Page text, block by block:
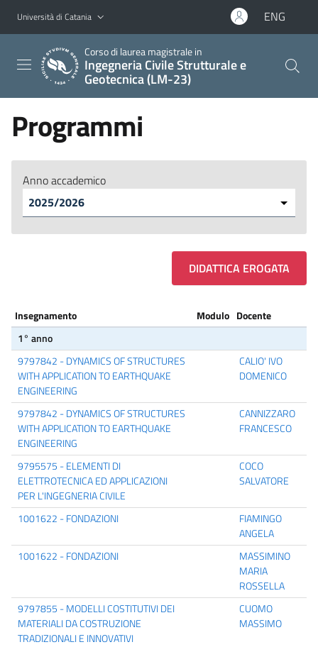
Vai al contenuto principale
Vai al menu di navigazione
Università di Catania ENG
Corso di laurea magistrale in
Ingegneria Civile Strutturale e
Geotecnica (LM-23)
Programmi
Anno accademico
DIDATTICA EROGATA
Insegnamento Modulo Docente
1° anno
9797842 - DYNAMICS OF STRUCTURES
WITH APPLICATION TO EARTHQUAKE
ENGINEERING
CALIO' IVO
DOMENICO
9797842 - DYNAMICS OF STRUCTURES
WITH APPLICATION TO EARTHQUAKE
ENGINEERING
CANNIZZARO
FRANCESCO
9795575 - ELEMENTI DI
ELETTROTECNICA ED APPLICAZIONI
PER L'INGEGNERIA CIVILE
COCO
SALVATORE
1001622 - FONDAZIONI
FIAMINGO
ANGELA
1001622 - FONDAZIONI
MASSIMINO
MARIA
ROSSELLA
9797855 - MODELLI COSTITUTIVI DEI
MATERIALI DA COSTRUZIONE
TRADIZIONALI E INNOVATIVI
CUOMO
MASSIMO